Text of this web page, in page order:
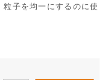
子を均一にするのに使